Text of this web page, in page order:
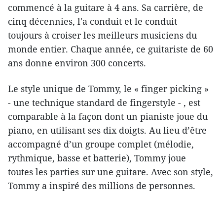
commencé à la guitare à​ 4 ans. ​Sa carrière, de
cinq décennies, ​l'a conduit et le conduit
toujours à croiser ​les meilleurs musiciens ​du
monde entier. Chaque année, ce guitariste de 60
ans donne environ 300 concerts.
Le style unique de Tommy, le « finger picking »
- une technique standard de fingerstyle - , est
comparable à la façon dont un pianiste joue du
piano, en utilisant ses dix doigts. Au lieu d’être
accompagné d’un groupe complet (mélodie,
rythmique, basse et batterie), Tommy joue
toutes les parties sur une guitare. Avec son style,
Tommy a inspiré des millions de personnes.